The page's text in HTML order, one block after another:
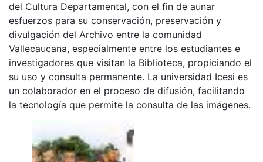
del Cauca es responsabilidad de la Biblioteca
Departamental del Valle Jorge Garcés Borrero, por
convenio de cooperación suscrito con la Secretaria
del Cultura Departamental, con el fin de aunar
esfuerzos para su conservación, preservación y
divulgación del Archivo entre la comunidad
Vallecaucana, especialmente entre los estudiantes e
investigadores que visitan la Biblioteca, propiciando el
un colaborador en el proceso de difusión, facilitando
la tecnología que permite la consulta de las imágenes.